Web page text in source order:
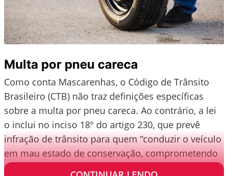
Multa por pneu careca
Como conta Mascarenhas, o Código de Trânsito
Brasileiro (CTB) não traz definições específicas
sobre a multa por pneu careca. Ao contrário, a lei
o inclui no inciso 18º do artigo 230, que prevê
infração de trânsito para quem “conduzir o veículo
em mau estado de conservação, comprometendo
a segurança”.